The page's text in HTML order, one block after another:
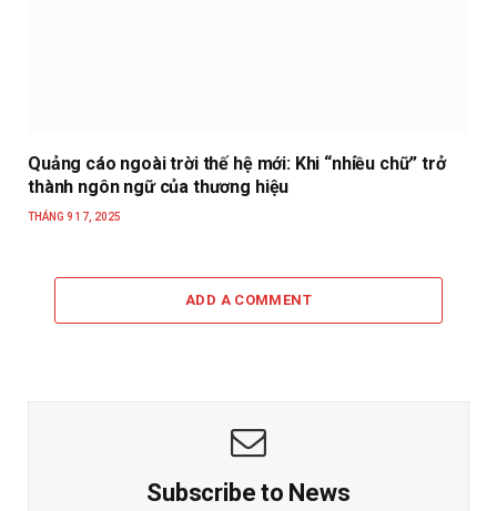
Quảng cáo ngoài trời thế hệ mới: Khi “nhiều chữ” trở
thành ngôn ngữ của thương hiệu
THÁNG 9 17, 2025
ADD A COMMENT
Subscribe to News